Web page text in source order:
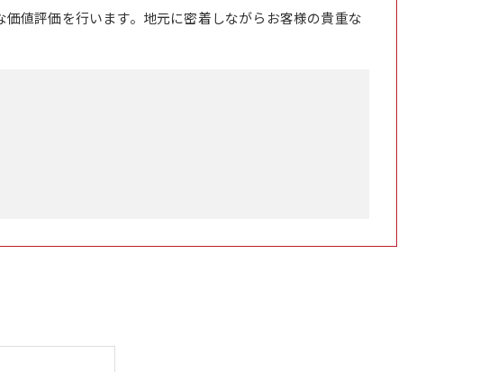
値評価を行います。地元に密着しながらお客様の貴重な